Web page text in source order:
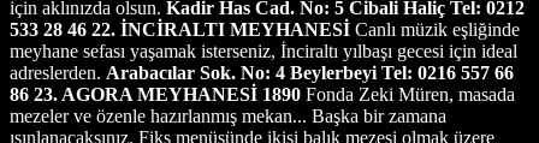
için aklınızda olsun. Kadir Has Cad. No: 5 Cibali Haliç Tel: 0212
533 28 46 22. İNCİRALTI MEYHANESİ Canlı müzik eşliğinde
meyhane sefası yaşamak isterseniz, İnciraltı yılbaşı gecesi için ideal
adreslerden. Arabacılar Sok. No: 4 Beylerbeyi Tel: 0216 557 66
86 23. AGORA MEYHANESİ 1890 Fonda Zeki Müren, masada
mezeler ve özenle hazırlanmış mekan... Başka bir zamana
ışınlanacaksınız. Fiks menüsünde ikisi balık mezesi olmak üzere